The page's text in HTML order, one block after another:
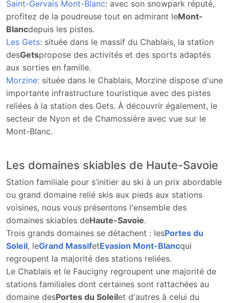
Saint-Gervais Mont-Blanc: avec son snowpark réputé,
profitez de la poudreuse tout en admirant leMont-
Blancdepuis les pistes.
Les Gets: située dans le massif du Chablais, la station
desGetspropose des activités et des sports adaptés
aux sorties en famille.
Morzine: située dans le Chablais, Morzine dispose d'une
importante infrastructure touristique avec des pistes
reliées à la station des Gets. À découvrir également, le
secteur de Nyon et de Chamossière avec vue sur le
Mont-Blanc.
Les domaines skiables de Haute-Savoie
Station familiale pour s’initier au ski à un prix abordable
ou grand domaine relié skis aux pieds aux stations
voisines, nous vous présentons l'ensemble des
domaines skiables deHaute-Savoie.
Trois grands domaines se détachent : lesPortes du
Soleil, leGrand MassifetEvasion Mont-Blancqui
regroupent la majorité des stations reliées.
Le Chablais et le Faucigny regroupent une majorité de
stations familiales dont certaines sont rattachées au
domaine desPortes du Soleilet d'autres à celui du